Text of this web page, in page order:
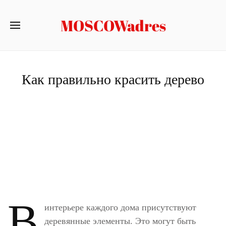
MOSCOWadres
Как правильно красить дерево
интерьере каждого дома присутствуют
деревянные элементы. Это могут быть